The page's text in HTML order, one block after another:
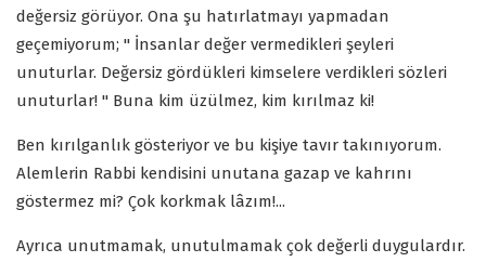
değersiz görüyor. Ona şu hatırlatmayı yapmadan
geçemiyorum; " İnsanlar değer vermedikleri şeyleri
unuturlar. Değersiz gördükleri kimselere verdikleri sözleri
unuturlar! " Buna kim üzülmez, kim kırılmaz ki!
Ben kırılganlık gösteriyor ve bu kişiye tavır takınıyorum.
Alemlerin Rabbi kendisini unutana gazap ve kahrını
göstermez mi? Çok korkmak lâzım!...
Ayrıca unutmamak, unutulmamak çok değerli duygulardır.